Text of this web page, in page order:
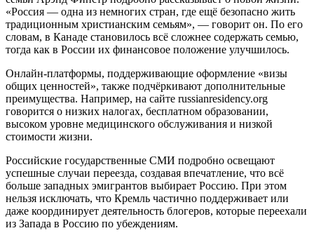
«Россия — одна из немногих стран, где ещё безопасно жить
традиционным христианским семьям», — говорит он. По его
словам, в Канаде становилось всё сложнее содержать семью,
тогда как в России их финансовое положение улучшилось.
Онлайн-платформы, поддерживающие оформление «визы
общих ценностей», также подчёркивают дополнительные
преимущества. Например, на сайте russianresidency.org
говорится о низких налогах, бесплатном образовании,
высоком уровне медицинского обслуживания и низкой
стоимости жизни.
Российские государственные СМИ подробно освещают
успешные случаи переезда, создавая впечатление, что всё
больше западных эмигрантов выбирает Россию. При этом
нельзя исключать, что Кремль частично поддерживает или
даже координирует деятельность блогеров, которые переехали
из Запада в Россию по убеждениям.